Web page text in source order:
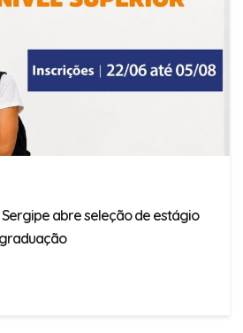
Sergipe abre seleção de estágio